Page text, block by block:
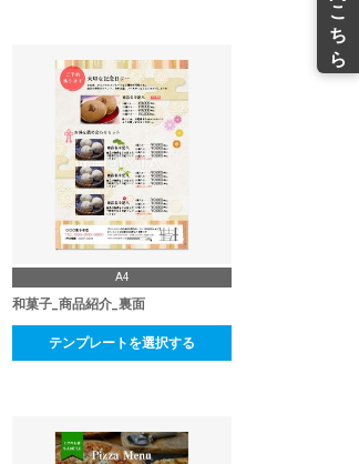
A4
和菓子_商品紹介_裏面
テンプレートを選択する